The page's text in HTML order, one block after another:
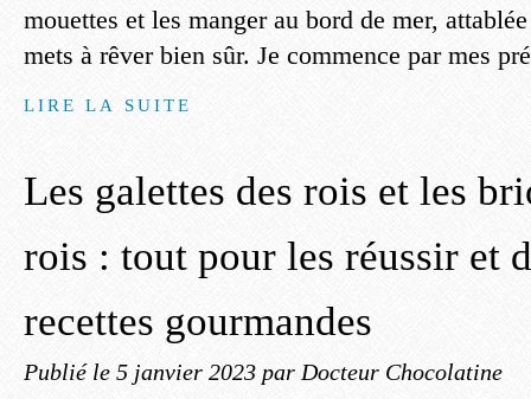
mouettes et les manger au bord de mer,
mets à rêver bien sûr. Je commence par mes
LIRE LA SUITE
Les galettes des rois et les
rois : tout pour les réussir et
recettes gourmandes
Publié le 5 janvier 2023 par Docteur Chocolatine